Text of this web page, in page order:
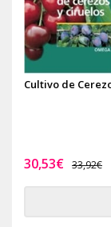
Cultivo de
30,53€ 33,92€